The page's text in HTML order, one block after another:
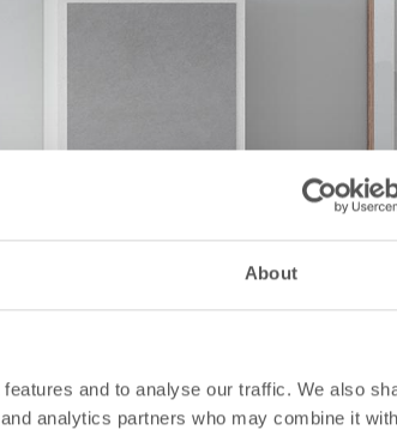
About
and to analyse our traffic. We also
analytics partners who may combine it with